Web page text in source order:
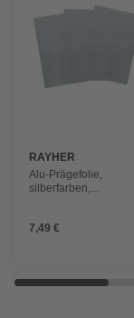
RAYHER
Alu-Prägefolie,
silberfarben,
7,49 €